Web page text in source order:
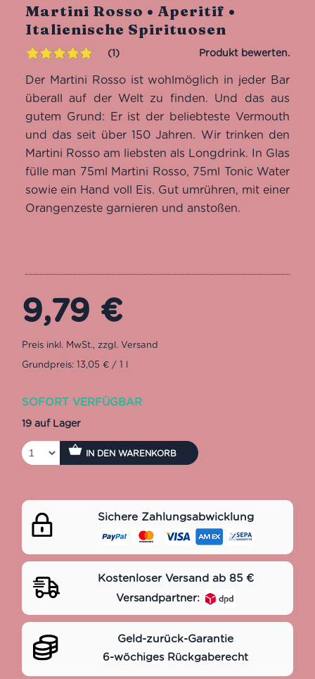
Martini Rosso • Aperitif •
Italienische Spirituosen
5.00
von 5,
basierend
auf
Kundenbewertung
1
Der Martini Rosso ist wohlmöglich in jeder Bar
überall auf der Welt zu finden. Und das aus
gutem Grund: Er ist der beliebteste Vermouth
und das seit über 150 Jahren. Wir trinken den
Martini Rosso am liebsten als Longdrink. In Glas
fülle man 75ml Martini Rosso, 75ml Tonic Water
sowie ein Hand voll Eis. Gut umrühren, mit einer
Orangenzeste garnieren und anstoßen.
9,79 €
Grundpreis: 13,05 € / 1 l
SOFORT VERFÜGBAR
19 auf Lager
IN DEN WARENKORB
Sichere Zahlungsabwicklung
Kostenloser Versand ab 85 €
Versandpartner:
Geld-zurück-Garantie
6-wöchiges Rückgaberecht